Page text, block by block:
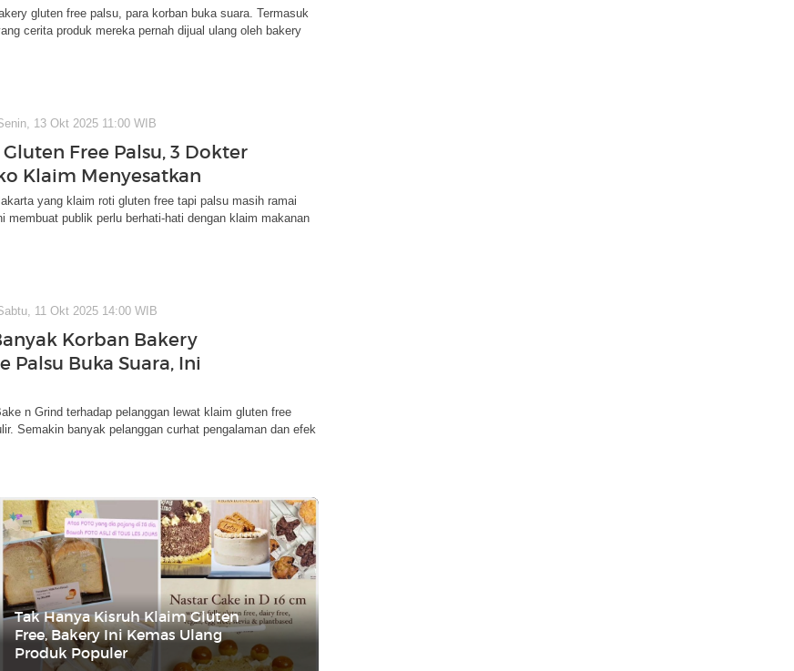
gluten free palsu, para korban buka suara. Termasuk
cerita produk mereka pernah dijual ulang oleh bakery
13 Okt 2025 11:00 WIB
Free Palsu, 3 Dokter
Klaim Menyesatkan
yang klaim roti gluten free tapi palsu masih ramai
membuat publik perlu berhati-hati dengan klaim makanan
11 Okt 2025 14:00 WIB
Korban Bakery
Palsu Buka Suara, Ini
n Grind terhadap pelanggan lewat klaim gluten free
Semakin banyak pelanggan curhat pengalaman dan efek
Tak Hanya Kisruh Klaim Gluten
Free, Bakery Ini Kemas Ulang
Produk Populer